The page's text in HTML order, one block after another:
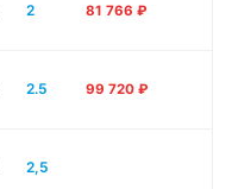
2 81 766 ₽
2.5 99 720 ₽
2,5